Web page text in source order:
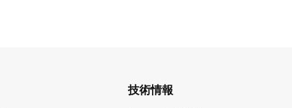
技術情報